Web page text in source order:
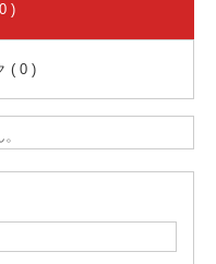
)
( 0 )